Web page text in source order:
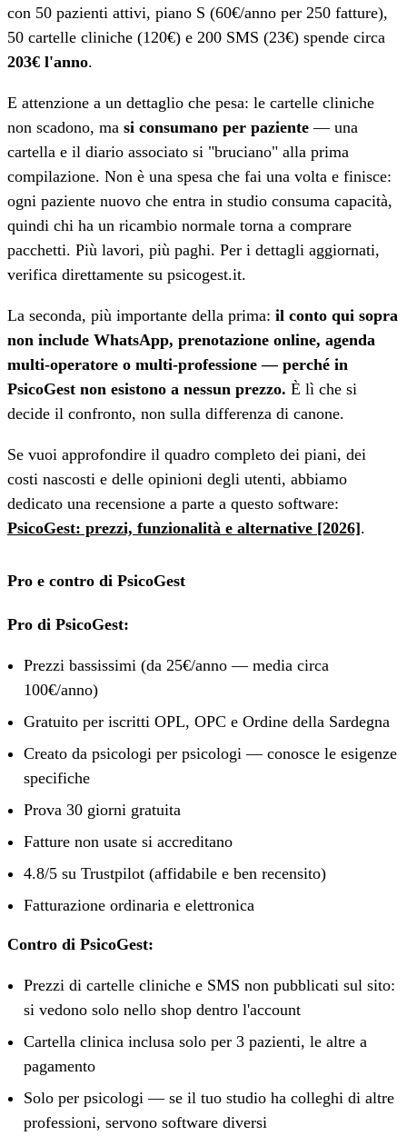
con 50 pazienti attivi, piano S (60€/anno per 250 fatture),
50 cartelle cliniche (120€) e 200 SMS (23€) spende circa
203€ l'anno.
E attenzione a un dettaglio che pesa: le cartelle cliniche
non scadono, ma si consumano per paziente — una
cartella e il diario associato si "bruciano" alla prima
compilazione. Non è una spesa che fai una volta e finisce:
ogni paziente nuovo che entra in studio consuma capacità,
quindi chi ha un ricambio normale torna a comprare
pacchetti. Più lavori, più paghi. Per i dettagli aggiornati,
verifica direttamente su psicogest.it.
La seconda, più importante della prima: il conto qui sopra
non include WhatsApp, prenotazione online, agenda
multi-operatore o multi-professione — perché in
PsicoGest non esistono a nessun prezzo. È lì che si
decide il confronto, non sulla differenza di canone.
Se vuoi approfondire il quadro completo dei piani, dei
costi nascosti e delle opinioni degli utenti, abbiamo
dedicato una recensione a parte a questo software:
PsicoGest: prezzi, funzionalità e alternative [2026].
Pro e contro di PsicoGest
Pro di PsicoGest:
Prezzi bassissimi (da 25€/anno — media circa
100€/anno)
Gratuito per iscritti OPL, OPC e Ordine della Sardegna
Creato da psicologi per psicologi — conosce le esigenze
specifiche
Prova 30 giorni gratuita
Fatture non usate si accreditano
4.8/5 su Trustpilot (affidabile e ben recensito)
Fatturazione ordinaria e elettronica
Contro di PsicoGest:
Prezzi di cartelle cliniche e SMS non pubblicati sul sito:
si vedono solo nello shop dentro l'account
Cartella clinica inclusa solo per 3 pazienti, le altre a
pagamento
Solo per psicologi — se il tuo studio ha colleghi di altre
professioni, servono software diversi